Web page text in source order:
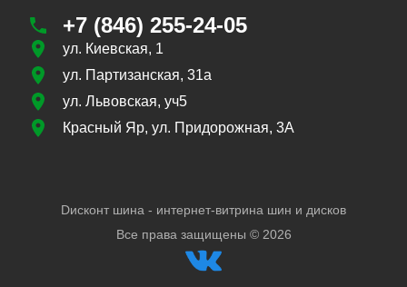
+7 (846) 255-24-05
ул. Киевская, 1
ул. Партизанская, 31а
ул. Львовская, уч5
Красный Яр, ул. Придорожная, 3А
Dисконт шина - интернет-витрина шин и дисков
Все права защищены © 2026